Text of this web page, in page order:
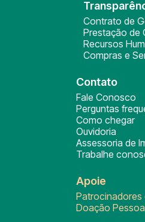
Contrato de
Prestação de
Recursos
Compras e
Contato
Fale Conosco
Perguntas
Como chegar
Ouvidoria
Assessoria de
Trabalhe
Apoie
Patrocinadores
Doação